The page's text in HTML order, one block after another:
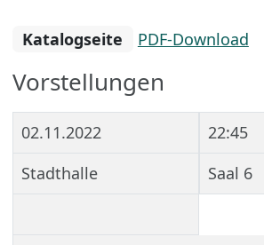
Katalogseite PDF-Download
Vorstellungen
02.11.2022
22:45
Stadthalle
Saal 6